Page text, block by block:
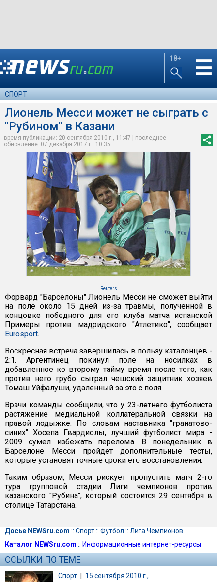
18+ ☰
СПОРТ
Лионель Месси может не сыграть с
"Рубином" в Казани
время публикации: 20 сентября 2010 г., 11:47 | последнее
обновление: 07 декабря 2017 г., 10:35
Reuters
Форвард "Барселоны" Лионель Месси не сможет выйти
на поле около 15 дней из-за травмы, полученной в
концовке победного для его клуба матча испанской
Примеры против мадридского "Атлетико", сообщает
Eurosport.
Воскресная встреча завершилась в пользу каталонцев -
2:1. Аргентинец покинул поле на носилках в
добавленное ко второму тайму время после того, как
против него грубо сыграл чешский защитник хозяев
Томаш Уйфалуши, удаленный за это с поля.
Врачи команды сообщили, что у 23-летнего футболиста
растяжение медиальной коллатеральной связки на
правой лодыжке. По словам наставника "гранатово-
синих" Хосепа Гвардиолы, лучший футболист мира -
2009 сумел избежать перелома. В понедельник в
Барселоне Месси пройдет дополнительные тесты,
которые установят точные сроки его восстановления.
Таким образом, Месси рискует пропустить матч 2-го
тура групповой стадии Лиги чемпионов против
казанского "Рубина", который состоится 29 сентября в
столице Татарстана.
Досье NEWSru.com :: Спорт:: Футбол :: Лига Чемпионов
Каталог NEWSru.com :: Информационные интернет-ресурсы
ССЫЛКИ ПО ТЕМЕ
Спорт | 15 сентября 2010 г.,